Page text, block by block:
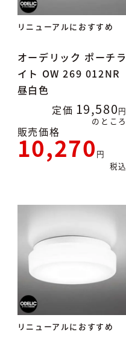
リニューアルにおすすめ
オーデリック ポーチラ
イト OW 269 012NR
昼白色
定価 19,580
のところ
販売価格
10,270
税込
リニューアルにおすすめ